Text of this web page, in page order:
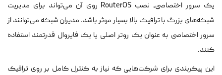
یک سرور اختصاصی، نصب RouterOS روی آن می‌تواند برای مدیریت
شبکه‌های بزرگ با ترافیک بالا بسیار موثر باشد. مدیران شبکه می‌توانند از
سرور اختصاصی به عنوان یک روتر اصلی یا یک فایروال قدرتمند استفاده
کنند.
این پیکربندی برای شرکت‌هایی که نیاز به کنترل کامل بر روی ترافیک